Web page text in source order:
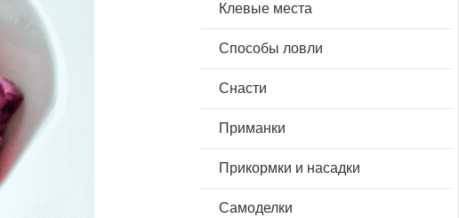
Клевые места
Способы ловли
Снасти
Приманки
Прикормки и насадки
Самоделки